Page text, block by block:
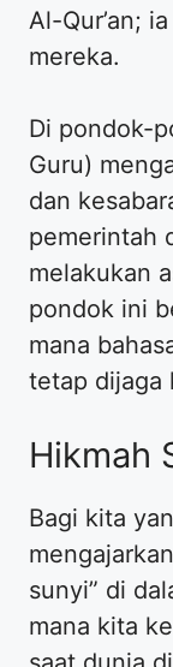
Al-Qur’an;
mereka.
Di pondok-
Guru)
dan
pemerintah
melakukan
pondok ini
mana
tetap dijaga
Hikmah
Bagi kita
sunyi” di
mana kita